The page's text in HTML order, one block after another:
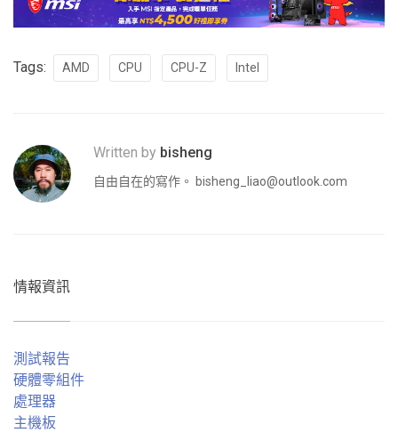
Tags: AMD CPU CPU-Z Intel
Written by bisheng
自由自在的寫作。 bisheng_liao@outlook.com
情報資訊
測試報告
硬體零組件
處理器
主機板